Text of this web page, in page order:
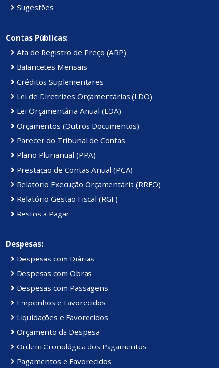
Sugestões
Contas Públicas:
Ata de Registro de Preço (ARP)
Balancetes Mensais
Créditos Suplementares
Lei de Diretrizes Orçamentárias (LDO)
Lei Orçamentária Anual (LOA)
Orçamentos (Outros Documentos)
Parecer do Tribunal de Contas
Plano Plurianual (PPA)
Prestação de Contas Anual (PCA)
Relatório Execução Orçamentária (RREO)
Relatório Gestão Fiscal (RGF)
Restos a Pagar
Despesas:
Despesas com Diárias
Despesas com Obras
Despesas com Passagens
Empenhos e Favorecidos
Liquidações e Favorecidos
Orçamento da Despesa
Ordem Cronológica dos Pagamentos
Pagamentos e Favorecidos